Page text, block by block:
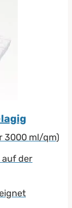
3000 ml/qm)
auf der